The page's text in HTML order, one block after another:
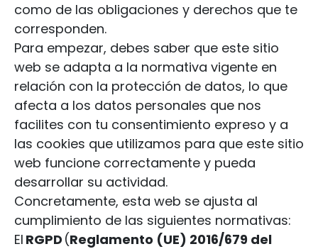
como de las obligaciones y derechos que te
corresponden.
Para empezar, debes saber que este sitio
web se adapta a la normativa vigente en
relación con la protección de datos, lo que
afecta a los datos personales que nos
facilites con tu consentimiento expreso y a
las cookies que utilizamos para que este sitio
web funcione correctamente y pueda
desarrollar su actividad.
Concretamente, esta web se ajusta al
cumplimiento de las siguientes normativas:
El RGPD (Reglamento (UE) 2016/679 del